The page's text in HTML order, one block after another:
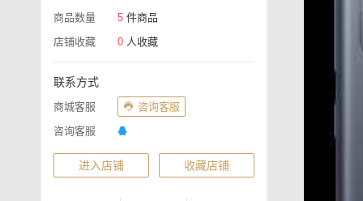
商品数量
5 件商品
店铺收藏
0 人收藏
联系方式
商城客服
咨询客服
咨询客服
进入店铺 收藏店铺